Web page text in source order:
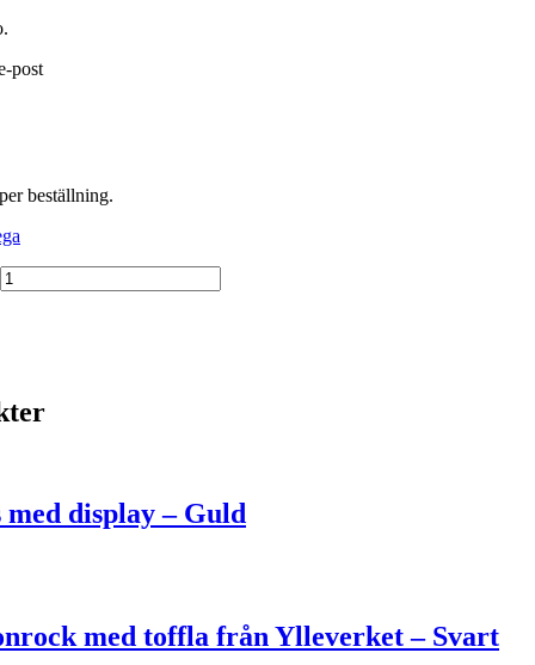
post
beställning.
display – Guld
med toffla från Ylleverket – Svart